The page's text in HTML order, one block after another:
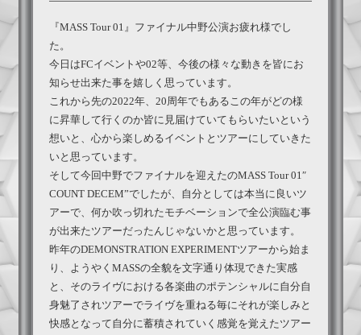
『MASS Tour 01』ファイナル中野公演お疲れ様でし
た。
今日はFCイベントや02等、今後の様々な動きを皆にお
知らせ出来た事を嬉しく思っています。
これから先の2022年、20周年でもあるこの年がどの様
に昇華して行くのか皆に見届けていてもらいたいという
想いと、心から楽しめるイベントとツアーにしていきた
いと思っています。
そして今回中野でファイナルを迎えたのMASS Tour 01″
COUNT DECEM”でしたが、自分としては本当に良いツ
アーで、何か吹っ切れたモチベーションで全公演臨む事
が出来たツアーだったんじゃないかと思っています。
昨年のDEMONSTRATION EXPERIMENTツアーから始ま
り、ようやくMASSの全貌を文字通り体現できた実感
と、そのライヴにおける各楽曲のポテンシャルに自分自
身魅了されツアーでライヴを重ねる毎にそれが楽しみと
快感となって自分に蓄積されていく感覚を覚えたツアー